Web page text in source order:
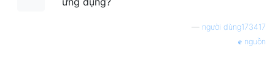
người dùng173417
nguồn